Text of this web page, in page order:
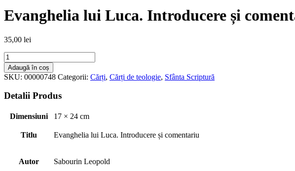
Evanghelia lui Luca. Introducere și
35,00 lei
Cantitate
Evanghelia
lui
Luca.
Introducere
și
Adaugă în coș
SKU: 00000748 Categorii: Cărți, Cărți de teologie, Sfânta Scriptură
Detalii Produs
Dimensiuni 17 × 24 cm
Titlu Evanghelia lui Luca. Introducere și comentariu
Autor Sabourin Leopold